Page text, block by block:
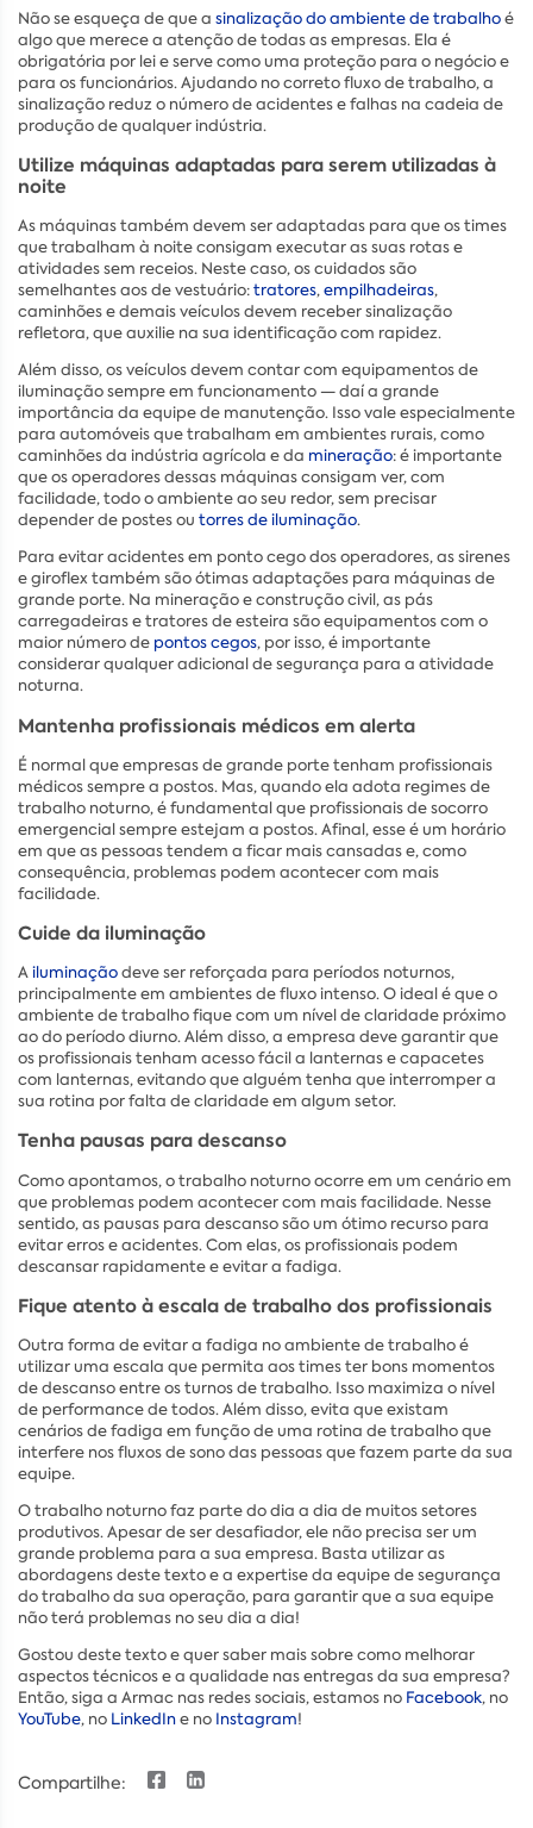
Não se esqueça de que a sinalização do ambiente de trabalhoé
algo que merece a atenção de todas as empresas. Ela é
obrigatória por lei e serve como uma proteção para o negócio e
para os funcionários. Ajudando no correto fluxo de trabalho, a
sinalização reduz o número de acidentes e falhas na cadeia de
produção de qualquer indústria.
Utilize máquinas adaptadas para serem utilizadas à
noite
As máquinas também devem ser adaptadas para que os times
que trabalham à noite consigam executar as suas rotas e
atividades sem receios. Neste caso, os cuidados são
semelhantes aos de vestuário:tratores,empilhadeiras,
caminhões e demais veículos devem receber sinalização
refletora, que auxilie na sua identificação com rapidez.
Além disso, os veículos devem contar com equipamentos de
iluminação sempre em funcionamento — daí a grande
importância da equipe de manutenção. Isso vale especialmente
para automóveis que trabalham em ambientes rurais, como
caminhões da indústria agrícola e da mineração: é importante
que os operadores dessas máquinas consigam ver, com
facilidade, todo o ambiente ao seu redor, sem precisar
depender de postes ou torres de iluminação.
Para evitar acidentes em ponto cego dos operadores, as sirenes
e giroflex também são ótimas adaptações para máquinas de
grande porte. Na mineração e construção civil, as pás
carregadeiras e tratores de esteira são equipamentos com o
maior número de pontos cegos, por isso, é importante
considerar qualquer adicional de segurança para a atividade
noturna.
Mantenha profissionais médicos em alerta
É normal que empresas de grande porte tenham profissionais
médicos sempre a postos. Mas, quando ela adota regimes de
trabalho noturno, é fundamental que profissionais de socorro
emergencial sempre estejam a postos. Afinal, esse é um horário
em que as pessoas tendem a ficar mais cansadas e, como
consequência, problemas podem acontecer com mais
facilidade.
Cuide da iluminação
Ailuminaçãodeve ser reforçada para períodos noturnos,
principalmente em ambientes de fluxo intenso. O ideal é que o
ambiente de trabalho fique com um nível de claridade próximo
ao do período diurno. Além disso, a empresa deve garantir que
os profissionais tenham acesso fácil a lanternas e capacetes
com lanternas, evitando que alguém tenha que interromper a
sua rotina por falta de claridade em algum setor.
Tenha pausas para descanso
Como apontamos, o trabalho noturno ocorre em um cenário em
que problemas podem acontecer com mais facilidade. Nesse
sentido, as pausas para descanso são um ótimo recurso para
evitar erros e acidentes. Com elas, os profissionais podem
descansar rapidamente e evitar a fadiga.
Fique atento à escala de trabalho dos profissionais
Outra forma de evitar a fadiga no ambiente de trabalho é
utilizar uma escala que permita aos times ter bons momentos
de descanso entre os turnos de trabalho. Isso maximiza o nível
de performance de todos. Além disso, evita que existam
cenários de fadiga em função de uma rotina de trabalho que
interfere nos fluxos de sono das pessoas que fazem parte da sua
equipe.
O trabalho noturno faz parte do dia a dia de muitos setores
produtivos. Apesar de ser desafiador, ele não precisa ser um
grande problema para a sua empresa. Basta utilizar as
abordagens deste texto e a expertise da equipe de segurança
do trabalho da sua operação, para garantir que a sua equipe
não terá problemas no seu dia a dia!
Gostou deste texto e quer saber mais sobre como melhorar
aspectos técnicos e a qualidade nas entregas da sua empresa?
Então, siga a Armac nas redes sociais, estamos no Facebook, no
YouTube, no LinkedIne no Instagram!
Compartilhe: